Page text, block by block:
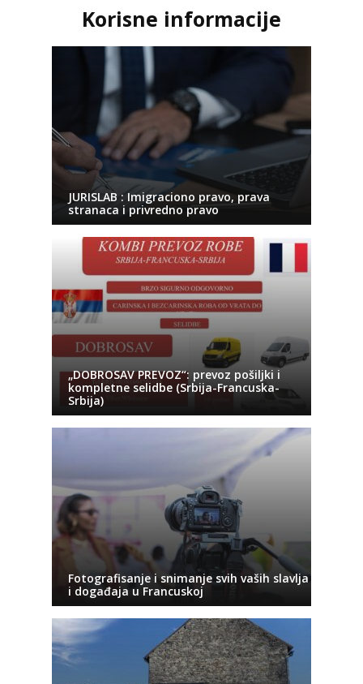
Korisne informacije
JURISLAB : Imigraciono pravo, prava
stranaca i privredno pravo
„DOBROSAV PREVOZ“: prevoz pošiljki i
kompletne selidbe (Srbija-Francuska-
Srbija)
Fotografisanje i snimanje svih vaših slavlja
i događaja u Francuskoj